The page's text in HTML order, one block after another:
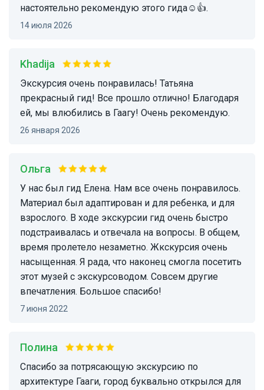
настоятельно рекомендую этого гида☺️👍.
14 июля 2026
Khadija
Экскурсия очень понравилась! Татьяна
прекрасный гид! Все прошло отлично! Благодаря
ей, мы влюбились в Гаагу! Очень рекомендую.
26 января 2026
Ольга
У нас был гид Елена. Нам все очень понравилось.
Материал был адаптирован и для ребенка, и для
взрослого. В ходе экскурсии гид очень быстро
подстраивалась и отвечала на вопросы. В общем,
время пролетело незаметно. Жкскурсия очень
насыщенная. Я рада, что наконец смогла посетить
этот музей с экскурсоводом. Совсем другие
впечатления. Большое спасибо!
7 июня 2022
Полина
Спасибо за потрясающую экскурсию по
архитектуре Гааги, город буквально открылся для